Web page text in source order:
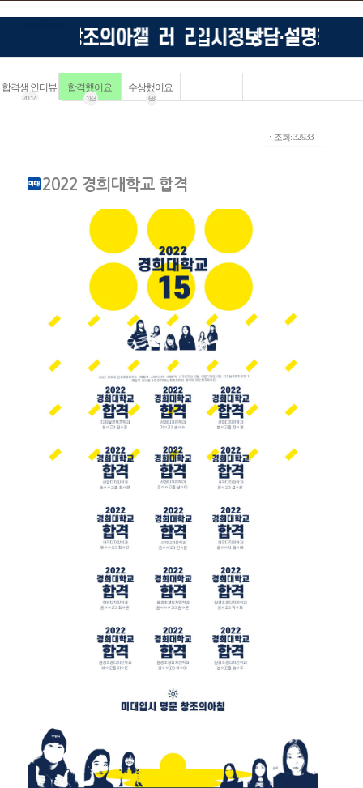
합격생 인터뷰
4114
합격했어요
183
수상했어요
68
ㆍ조회: 32933
2022 경희대학교 합격